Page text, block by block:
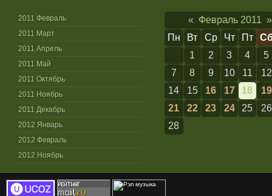
2011 Февраль
2011 Март
2011 Апрель
2011 Май
2011 Октябрь
2011 Ноябрь
2011 Декабрь
2012 Январь
2012 Февраль
2012 Ноябрь
« Февраль 2011 »
Пн
Вт Ср Чт Пт
1
2 3 4
5
7
8 9 10 11
12
14
15 16 17 18
19
21
22 23 24 25
26
28